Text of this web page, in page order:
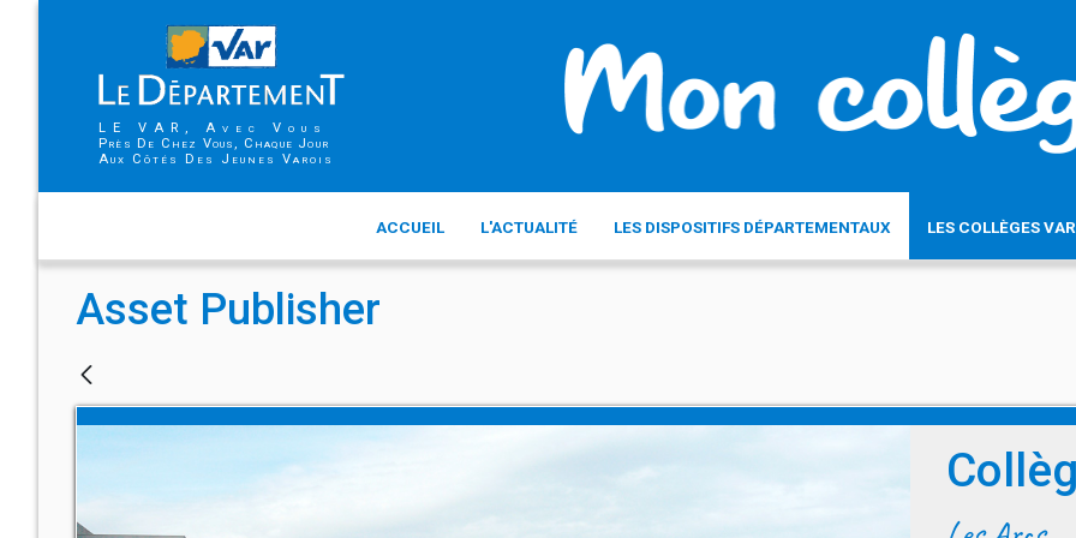
LE VAR, Avec Vous
Près De Chez Vous, Chaque Jour
Aux Côtés Des Jeunes Varois
ACCUEIL L'ACTUALITÉ LES DISPOSITIFS DÉPARTEMENTAUX LES COLLÈGES
Asset Publisher